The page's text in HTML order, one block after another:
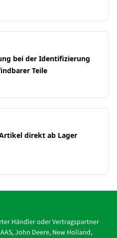
bei der Identifizierung
Teile
direkt ab Lager
Händler oder Vertragspartner
John Deere, New Holland,